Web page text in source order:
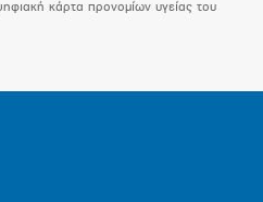
κάρτα προνομίων υγείας του